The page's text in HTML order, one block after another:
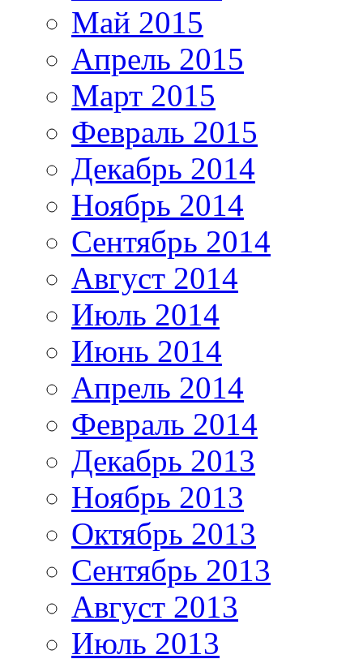
Май 2015
Апрель 2015
Март 2015
Февраль 2015
Декабрь 2014
Ноябрь 2014
Сентябрь 2014
Август 2014
Июль 2014
Июнь 2014
Апрель 2014
Февраль 2014
Декабрь 2013
Ноябрь 2013
Октябрь 2013
Сентябрь 2013
Август 2013
Июль 2013